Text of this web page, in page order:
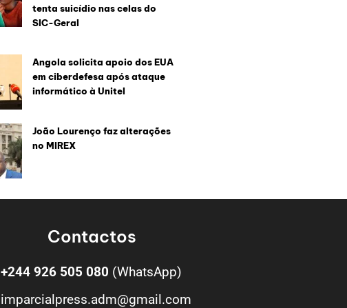
tenta suicídio nas celas do
SIC-Geral
Angola solicita apoio dos EUA
em ciberdefesa após ataque
informático à Unitel
João Lourenço faz alterações
no MIREX
Contactos
+244 926 505 080 (WhatsApp)
imparcialpress.adm@gmail.com